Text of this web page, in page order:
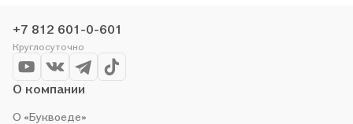
+7 812 601-0-601
Круглосуточно
О компании
О «Буквоеде»